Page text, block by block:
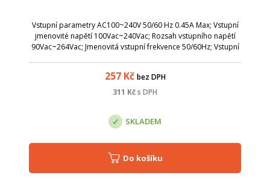
Vstupní parametry AC100~240V 50/60 Hz 0.45A Max; Vstupní
jmenovité napětí 100Vac~240Vac; Rozsah vstupního napětí
90Vac~264Vac; Jmenovitá vstupní frekvence 50/60Hz; Vstupní
257Kč bez DPH
311 Kčs DPH
SKLADEM
Do košíku